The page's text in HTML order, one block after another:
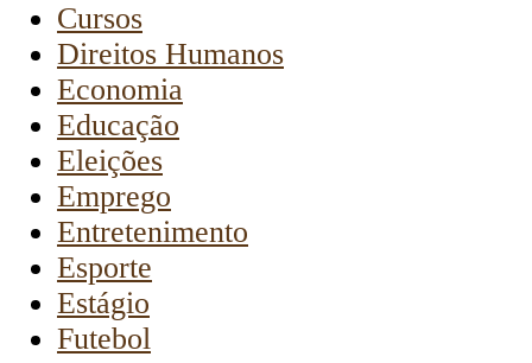
Cursos
Direitos Humanos
Economia
Educação
Eleições
Emprego
Entretenimento
Esporte
Estágio
Futebol